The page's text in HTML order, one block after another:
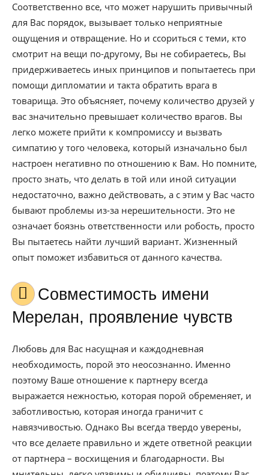
Соответственно все, что может нарушить привычный
для Вас порядок, вызывает только неприятные
ощущения и отвращение. Но и ссориться с теми, кто
смотрит на вещи по-другому, Вы не собираетесь, Вы
придерживаетесь иных принципов и попытаетесь при
помощи дипломатии и такта обратить врага в
товарища. Это объясняет, почему количество друзей у
вас значительно превышает количество врагов. Вы
легко можете прийти к компромиссу и вызвать
симпатию у того человека, который изначально был
настроен негативно по отношению к Вам. Но помните,
просто знать, что делать в той или иной ситуации
недостаточно, важно действовать, а с этим у Вас часто
бывают проблемы из-за нерешительности. Это не
означает боязнь ответственности или робость, просто
Вы пытаетесь найти лучший вариант. Жизненный
опыт поможет избавиться от данного качества.
Совместимость имени
Мерелан, проявление чувств
Любовь для Вас насущная и каждодневная
необходимость, порой это неосознанно. Именно
поэтому Ваше отношение к партнеру всегда
выражается нежностью, которая порой обременяет, и
заботливостью, которая иногда граничит с
навязчивостью. Однако Вы всегда твердо уверены,
что все делаете правильно и ждете ответной реакции
от партнера – восхищения и благодарности. Вы